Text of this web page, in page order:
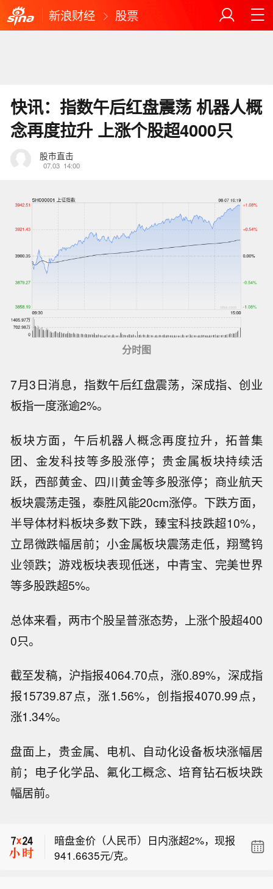
新浪财经 股票
快讯：指数午后红盘震荡 机器人概
念再度拉升 上涨个股超4000只
股市直击
07.03 14:00
分时图
7月3日消息，指数午后红盘震荡，深成指、创业
板指一度涨逾2%。
板块方面，午后机器人概念再度拉升，拓普集
团、金发科技等多股涨停；贵金属板块持续活
跃，西部黄金、四川黄金等多股涨停；商业航天
板块震荡走强，泰胜风能20cm涨停。下跌方面，
半导体材料板块多数下跌，臻宝科技跌超10%，
立昂微跌幅居前；小金属板块震荡走低，翔鹭钨
业领跌；游戏板块表现低迷，中青宝、完美世界
等多股跌超5%。
总体来看，两市个股呈普涨态势，上涨个股超400
0只。
截至发稿，沪指报4064.70点，涨0.89%，深成指
报15739.87点，涨1.56%，创指报4070.99点，
涨1.34%。
盘面上，贵金属、电机、自动化设备板块涨幅居
前；电子化学品、氟化工概念、培育钻石板块跌
幅居前。
暗盘金价（人民币）日内涨超2%，现报
941.6635元/克。
市场消息：以色列炮兵炮击黎巴嫩阿
暗盘金价（人民币）日内涨超2%，现报
941.6635元/克。